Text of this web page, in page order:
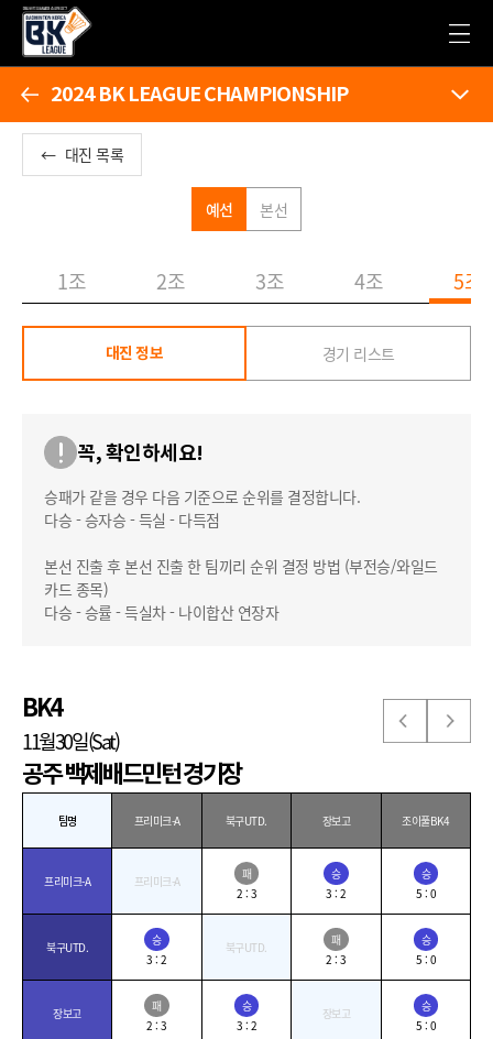
2024 BK LEAGUE CHAMPIONSHIP
← 대진 목록
예선 본선
1조 2조 3조 4조 5조
대진 정보 경기 리스트
꼭, 확인하세요!
승패가 같을 경우 다음 기준으로 순위를 결정합니다.
다승 - 승자승 - 득실 - 다득점
본선 진출 후 본선 진출 한 팀끼리 순위 결정 방법 (부전승/와일드
카드 종목)
다승 - 승률 - 득실차 - 나이합산 연장자
BK4
11월30일(Sat)
공주 백제배드민턴 경기장
팀명 프리미크-A 북구UTD. 장보고 조이풀BK4
프리미크-A 프리미크-A
패
2 : 3
승
3 : 2
승
5 : 0
북구UTD.
승
3 : 2
북구UTD.
패
2 : 3
승
5 : 0
장보고
패
2 : 3
승
3 : 2
장보고
승
5 : 0